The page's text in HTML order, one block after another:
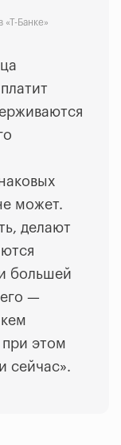
«Т-Банке»
может.
делают
большей
—
при этом
сейчас».